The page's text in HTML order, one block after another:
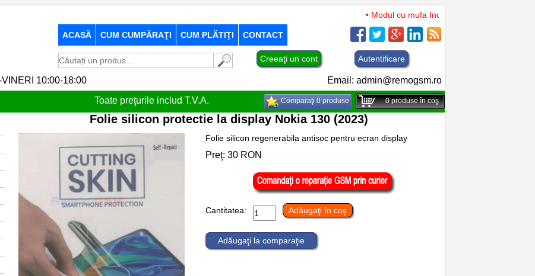
• Modul cu mufa Incarcare si microfon TCL 50
ACASĂ CUM CUMPĂRAŢI CUM PLĂTIŢI CONTACT
Creeaţi un cont Autentificare
10:00-18:00 Email: admin@remogsm.ro
Toate preţurile includ T.V.A.
Comparaţi 0 produse 0produse în coş
Folie silicon protectie la display Nokia 130 (2023)
Folie silicon regenerabila antisoc pentru ecran display
Preţ: 30 RON
Cantitatea: Adăugaţi în coş
Adăugaţi la comparaţie